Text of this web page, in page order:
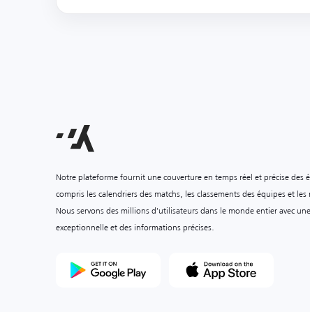
Notre plateforme fournit une couverture en temps réel et précise des
compris les calendriers des matchs, les classements des équipes et
Nous servons des millions d'utilisateurs dans le monde entier avec
exceptionnelle et des informations précises.